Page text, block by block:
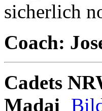
sicherlich
Coach:
Cadets
Madai